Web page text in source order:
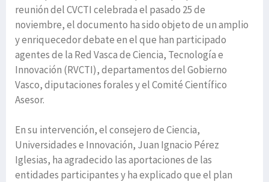
reunión del CVCTI celebrada el pasado 25 de
noviembre, el documento ha sido objeto de un amplio
y enriquecedor debate en el que han participado
agentes de la Red Vasca de Ciencia, Tecnología e
Innovación (RVCTI), departamentos del Gobierno
Vasco, diputaciones forales y el Comité Científico
Asesor.
En su intervención, el consejero de Ciencia,
Universidades e Innovación, Juan Ignacio Pérez
Iglesias, ha agradecido las aportaciones de las
entidades participantes y ha explicado que el plan